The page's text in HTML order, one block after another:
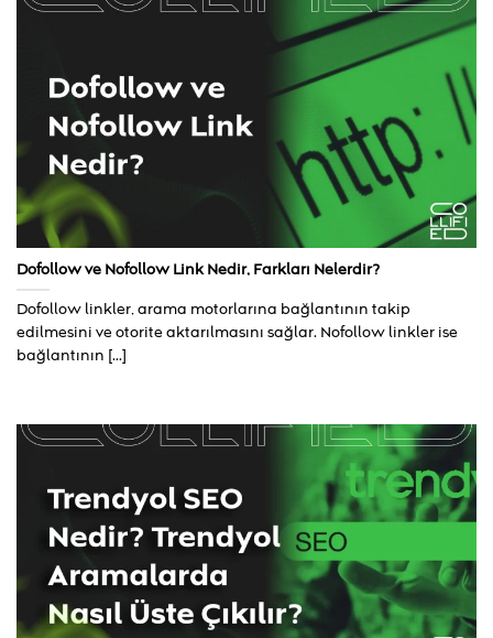
Dofollow ve Nofollow Link Nedir, Farkları Nelerdir?
Dofollow linkler, arama motorlarına bağlantının takip
edilmesini ve otorite aktarılmasını sağlar. Nofollow linkler ise
bağlantının [...]